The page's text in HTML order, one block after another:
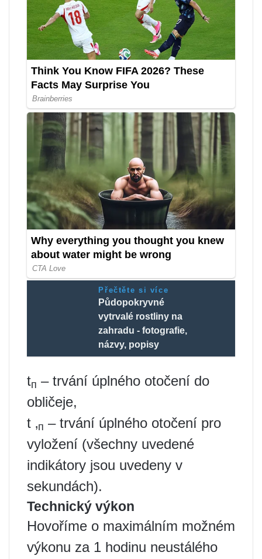
Přečtěte si více
Půdopokryvné
vytrvalé rostliny na
zahradu - fotografie,
názvy, popisy
tп – trvání úplného otočení do
obličeje,
t ‚п – trvání úplného otočení pro
vyložení (všechny uvedené
indikátory jsou uvedeny v
sekundách).
Technický výkon
Hovoříme o maximálním možném
výkonu za 1 hodinu neustálého